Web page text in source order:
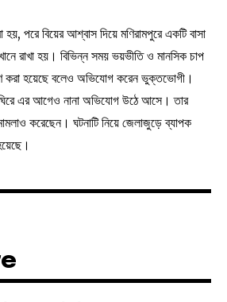
পরে বিয়ের আশ্বাস দিয়ে মণিরামপুরে একটি বাসা
রাখা হয়। বিভিন্ন সময় ভয়ভীতি ও মানসিক চাপ
করা হয়েছে বলেও অভিযোগ করেন ভুক্তভোগী।
এর আগেও নানা অভিযোগ উঠে আসে। তার
করেছেন। ঘটনাটি নিয়ে জেলাজুড়ে ব্যাপক